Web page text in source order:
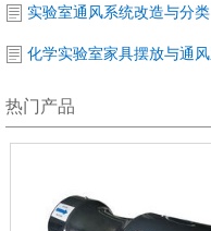
实验室通风系统改造与分类
热门产品